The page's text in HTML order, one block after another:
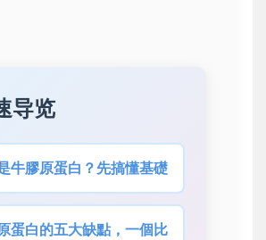
导览
牛膠原蛋白？先搞懂基礎
蛋白的五大缺點，一個比